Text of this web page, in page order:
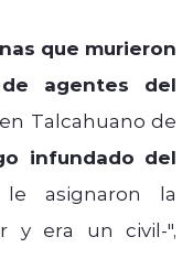
que murieron
agentes del
Talcahuano de
infundado del
asignaron la
y era un civil-",